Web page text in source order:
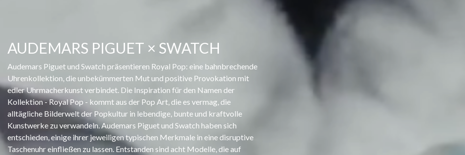
AUDEMARS PIGUET × SWATCH
Audemars Piguet und Swatch präsentieren Royal Pop: eine bahnbrechende
Uhrenkollektion, die unbekümmerten Mut und positive Provokation mit
edler Uhrmacherkunst verbindet. Die Inspiration für den Namen der
Kollektion - Royal Pop - kommt aus der Pop Art, die es vermag, die
alltägliche Bilderwelt der Popkultur in lebendige, bunte und kraftvolle
Kunstwerke zu verwandeln. Audemars Piguet und Swatch haben sich
entschieden, einige ihrer jeweiligen typischen Merkmale in eine disruptive
Taschenuhr einfließen zu lassen. Entstanden sind acht Modelle, die auf